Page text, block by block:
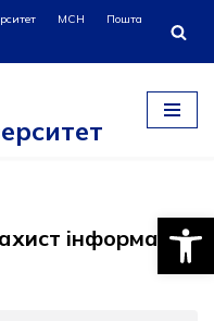
МСН
Пошта
інформації